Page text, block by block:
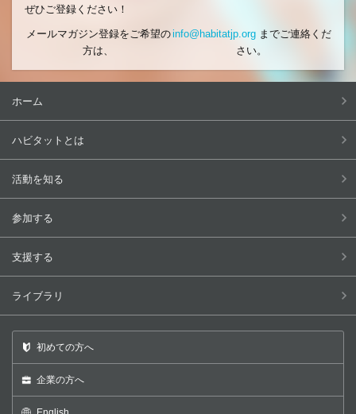
ぜひご登録ください！
メールマガジン登録をご希望の
方は、
info@habitatjp.orgまでご連絡くだ
さい。
ホーム
ハビタットとは
活動を知る
参加する
支援する
ライブラリ
初めての方へ
企業の方へ